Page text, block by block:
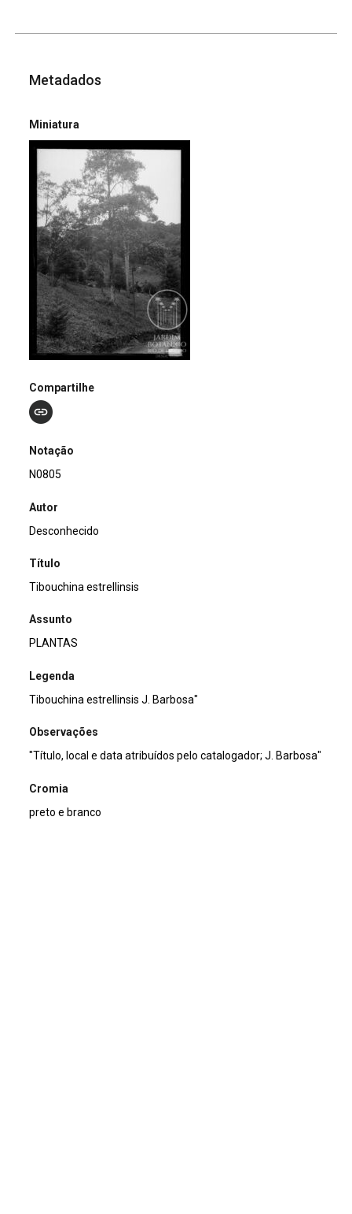
Metadados
Miniatura
Compartilhe
Notação
N0805
Autor
Desconhecido
Título
Tibouchina estrellinsis
Assunto
PLANTAS
Legenda
Tibouchina estrellinsis J. Barbosa"
Observações
"Título, local e data atribuídos pelo catalogador; J. Barbosa"
Cromia
preto e branco